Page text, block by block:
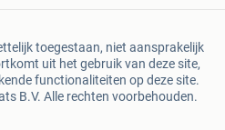
toegestaan, niet aansprakelijk
uit het gebruik van deze site,
functionaliteiten op deze site.
B.V. Alle rechten voorbehouden.